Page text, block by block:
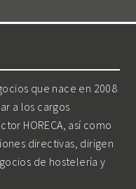
que nace en 2008
a los cargos
HORECA, así como
directivas, dirigen
de hostelería y